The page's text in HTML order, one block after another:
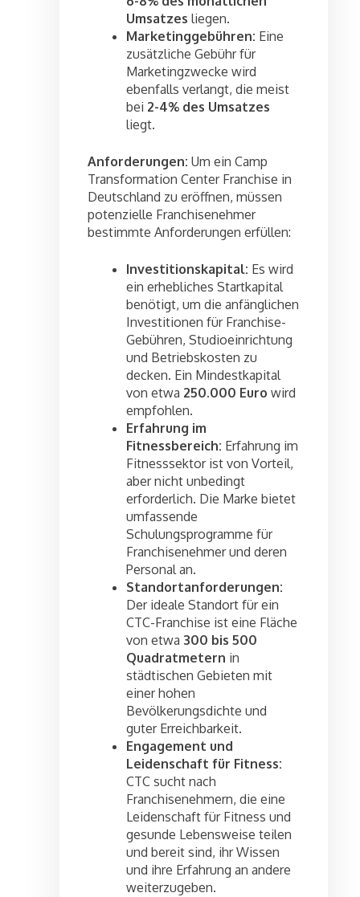
Umsatzes liegen.
Marketinggebühren: Eine
zusätzliche Gebühr für
Marketingzwecke wird
ebenfalls verlangt, die meist
bei 2-4% des Umsatzes
liegt.
Anforderungen: Um ein Camp
Transformation Center Franchise in
Deutschland zu eröffnen, müssen
potenzielle Franchisenehmer
bestimmte Anforderungen erfüllen:
Investitionskapital: Es wird
ein erhebliches Startkapital
benötigt, um die anfänglichen
Investitionen für Franchise-
Gebühren, Studioeinrichtung
und Betriebskosten zu
decken. Ein Mindestkapital
von etwa 250.000 Euro wird
empfohlen.
Erfahrung im
Fitnessbereich: Erfahrung im
Fitnesssektor ist von Vorteil,
aber nicht unbedingt
erforderlich. Die Marke bietet
umfassende
Schulungsprogramme für
Franchisenehmer und deren
Personal an.
Standortanforderungen:
Der ideale Standort für ein
CTC-Franchise ist eine Fläche
von etwa 300 bis 500
Quadratmetern in
städtischen Gebieten mit
einer hohen
Bevölkerungsdichte und
guter Erreichbarkeit.
Engagement und
Leidenschaft für Fitness:
CTC sucht nach
Franchisenehmern, die eine
Leidenschaft für Fitness und
gesunde Lebensweise teilen
und bereit sind, ihr Wissen
und ihre Erfahrung an andere
weiterzugeben.